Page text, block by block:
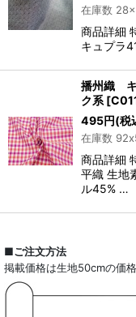
在庫数
商品詳細
キュプラ
播州織
ク系 [
495円(税
在庫数
商品詳細
平織 生地
ル45% …
■ご注文方法
掲載価格は生地50cmの価格